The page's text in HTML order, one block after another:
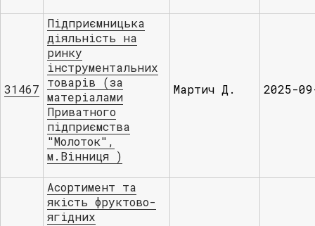
31467
Підприємницька
діяльність на
ринку
інструментальних
товарів (за
матеріалами
Приватного
підприємства
"Молоток",
м.Вінниця )
Мартич Д. 2025-
Асортимент та
якість фруктово-
ягідних